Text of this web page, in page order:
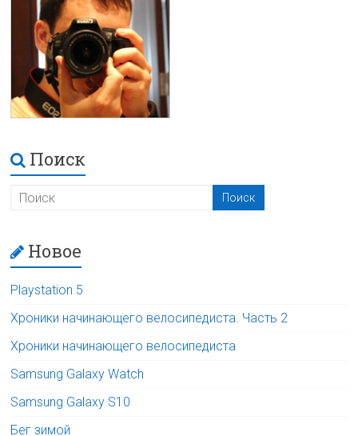
Поиск
Новое
Playstation 5
Хроники начинающего велосипедиста. Часть 2
Хроники начинающего велосипедиста
Samsung Galaxy Watch
Samsung Galaxy S10
Бег зимой